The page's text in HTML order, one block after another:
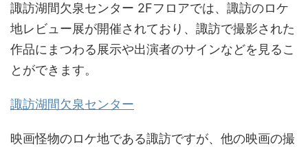
諏訪湖間欠泉センター 2Fフロアでは、諏訪のロケ
地レビュー展が開催されており、諏訪で撮影された
作品にまつわる展示や出演者のサインなどを見るこ
とができます。
諏訪湖間欠泉センター
映画怪物のロケ地である諏訪ですが、他の映画の撮